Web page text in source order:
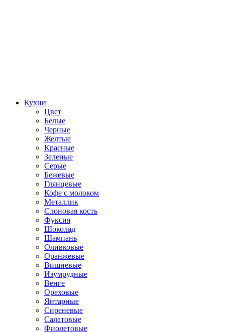
Кухни
Цвет
Белые
Черные
Желтые
Красные
Зеленые
Серые
Бежевые
Глянцевые
Кофе с молоком
Металлик
Слоновая кость
Фуксия
Шоколад
Шампань
Оливковые
Оранжевые
Вишневые
Изумрудные
Венге
Ореховые
Янтарные
Сиреневые
Салатовые
Фиолетовые